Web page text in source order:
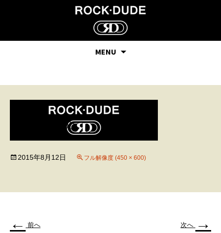
MENU
look-05
2015年8月12日 フル解像度 (450 × 600)
← 前へ 次へ →